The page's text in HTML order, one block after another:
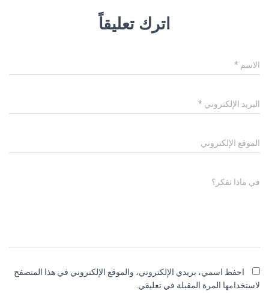
اترك تعليقاً
الاسم *
البريد الإلكتروني *
الموقع الإلكتروني
في ماذا تفكر؟
احفظ اسمي، بريدي الإلكتروني، والموقع الإلكتروني في هذا المتصفح
لاستخدامها المرة المقبلة في تعليقي.